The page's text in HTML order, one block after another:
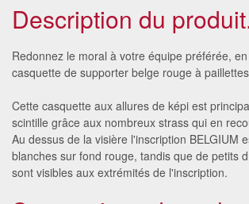
Description du
Redonnez le moral à votre équipe préférée,
casquette de supporter belge rouge à
Cette casquette aux allures de képi est
scintille grâce aux nombreux strass qui en
Au dessus de la visière l'inscription BELGIUM
blanches sur fond rouge, tandis que de petits
sont visibles aux extrémités de l'inscription.